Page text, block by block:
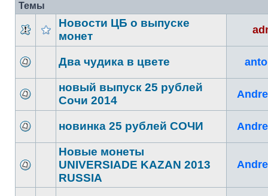
Темы
Новости ЦБ о выпуске
монет
Два чудика в цвете
новый выпуск 25 рублей
Сочи 2014
новинка 25 рублей СОЧИ
Новые монеты
UNIVERSIADE KAZAN 2013
RUSSIA